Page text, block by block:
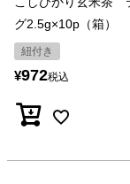
グ2.5g×10p（箱）
紐付き
¥972税込